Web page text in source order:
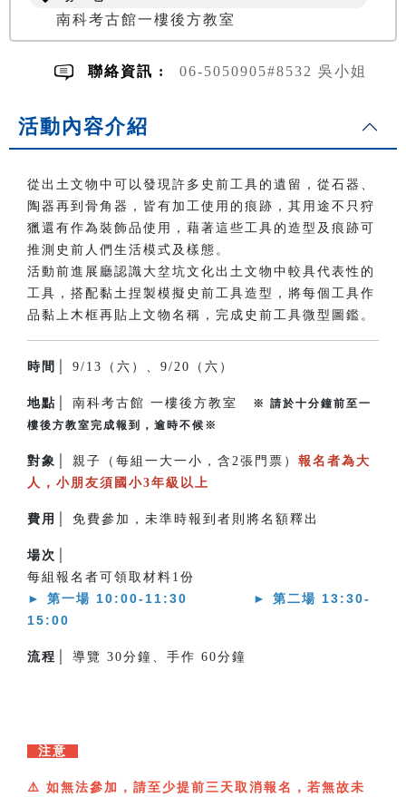
南科考古館一樓後方教室
聯絡資訊 : 06-5050905#8532 吳小姐
活動內容介紹
從出土文物中可以發現許多史前工具的遺留，從石器、
陶器再到骨角器，皆有加工使用的痕跡，其用途不只狩
獵還有作為裝飾品使用，藉著這些工具的造型及痕跡可
推測史前人們生活模式及樣態。
活動前進展廳認識大坌坑文化出土文物中較具代表性的
工具，搭配黏土捏製模擬史前工具造型，將每個工具作
品黏上木框再貼上文物名稱，完成史前工具微型圖鑑。
時間│ 9/13（六）、9/20（六）
地點│ 南科考古館 一樓後方教室
※ 請於十分鐘前至一
樓後方教室完成報到，逾時不候※
對象│ 親子（每組一大一小，含2張門票） 報名者為大
人，小朋友須國小3年級以上
費用│ 免費參加，未準時報到者則將名額釋出
場次│
每組報名者可領取材料1份
► 第一場 10:00-11:30 ► 第二場 13:30-
15:00
流程│ 導覽 30分鐘、手作 60分鐘
注意
⚠️ 如無法參加，請至少提前三天取消報名，若無故未